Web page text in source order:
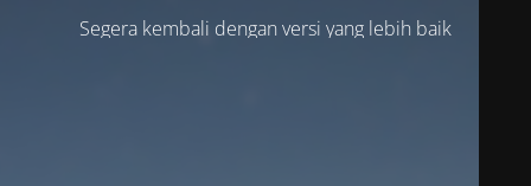
Segera kembali dengan versi yang lebih baik